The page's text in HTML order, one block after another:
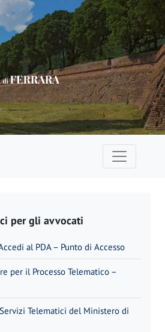
per gli avvocati
al PDA – Punto di Accesso
per il Processo Telematico –
Telematici del Ministero di